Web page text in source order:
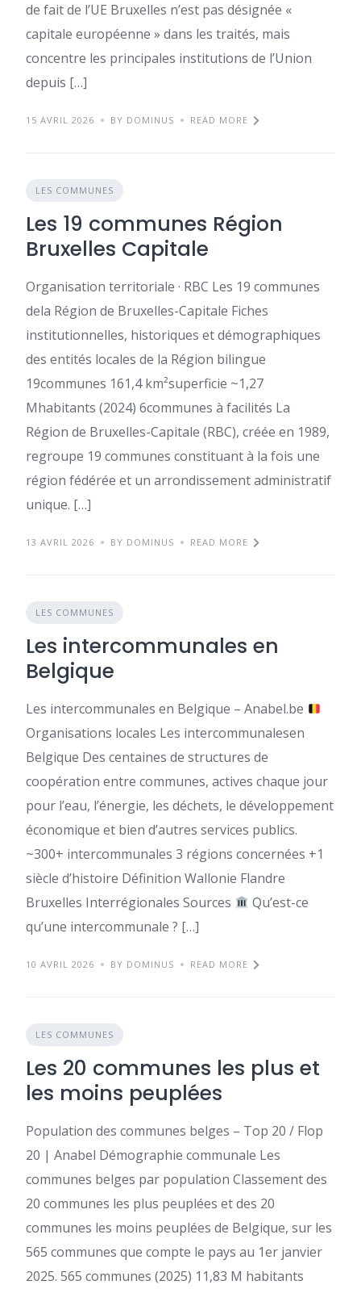
de fait de l’UE Bruxelles n’est pas désignée «
capitale européenne » dans les traités, mais
concentre les principales institutions de l’Union
depuis […]
15 AVRIL 2026 BY DOMINUS READ MORE
LES COMMUNES
Les 19 communes Région
Bruxelles Capitale
Organisation territoriale · RBC Les 19 communes
dela Région de Bruxelles-Capitale Fiches
institutionnelles, historiques et démographiques
des entités locales de la Région bilingue
19communes 161,4 km²superficie ~1,27
Mhabitants (2024) 6communes à facilités La
Région de Bruxelles-Capitale (RBC), créée en 1989,
regroupe 19 communes constituant à la fois une
région fédérée et un arrondissement administratif
unique. […]
13 AVRIL 2026 BY DOMINUS READ MORE
LES COMMUNES
Les intercommunales en
Belgique
Les intercommunales en Belgique – Anabel.be
Organisations locales Les intercommunalesen
Belgique Des centaines de structures de
coopération entre communes, actives chaque jour
pour l’eau, l’énergie, les déchets, le développement
économique et bien d’autres services publics.
~300+ intercommunales 3 régions concernées +1
siècle d’histoire Définition Wallonie Flandre
Bruxelles Interrégionales Sources
Qu’est-ce
qu’une intercommunale ? […]
10 AVRIL 2026 BY DOMINUS READ MORE
LES COMMUNES
Les 20 communes les plus et
les moins peuplées
Population des communes belges – Top 20 / Flop
20 | Anabel Démographie communale Les
communes belges par population Classement des
20 communes les plus peuplées et des 20
communes les moins peuplées de Belgique, sur les
565 communes que compte le pays au 1er janvier
2025. 565 communes (2025) 11,83 M habitants